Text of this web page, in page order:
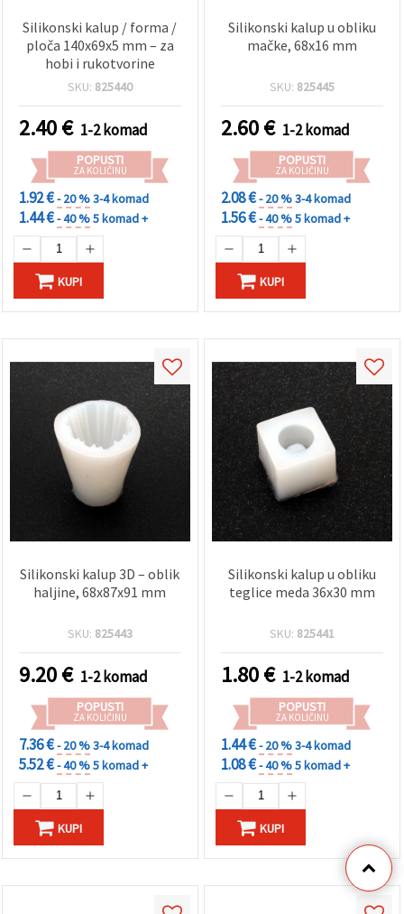
Silikonski kalup / forma /
ploča 140x69x5 mm – za
hobi i rukotvorine
SKU: 825440
2.40€ 1-2 komad
POPUSTI
ZA KOLIČINU
1.92 €- 20 %3-4 komad
1.44 €- 40 %5 komad +
KUPI
Silikonski kalup u obliku
mačke, 68x16 mm
SKU: 825445
2.60€ 1-2 komad
POPUSTI
ZA KOLIČINU
2.08 €- 20 %3-4 komad
1.56 €- 40 %5 komad +
KUPI
Silikonski kalup 3D – oblik
haljine, 68x87x91 mm
SKU: 825443
9.20€ 1-2 komad
POPUSTI
ZA KOLIČINU
7.36 €- 20 %3-4 komad
5.52 €- 40 %5 komad +
KUPI
Silikonski kalup u obliku
teglice meda 36x30 mm
SKU: 825441
1.80€ 1-2 komad
POPUSTI
ZA KOLIČINU
1.44 €- 20 %3-4 komad
1.08 €- 40 %5 komad +
KUPI